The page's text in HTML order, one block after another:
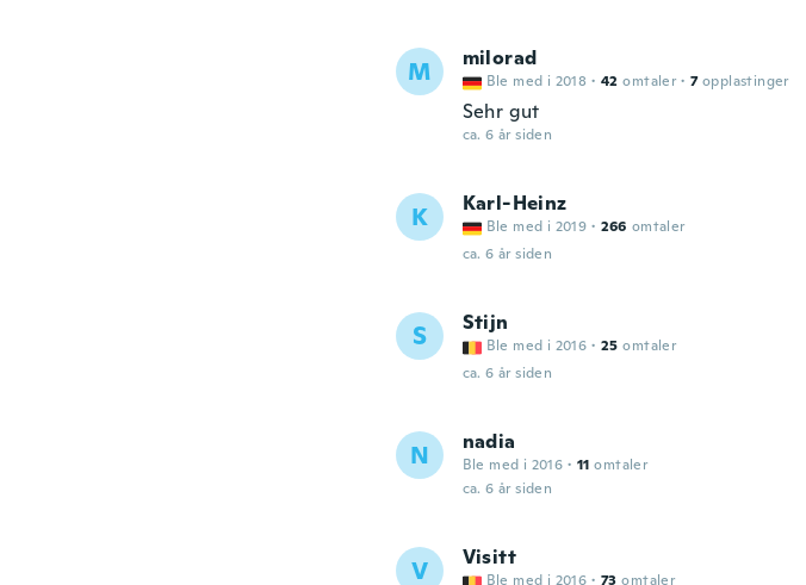
M milorad
Ble med i 2018 · 42 omtaler · 7 opplastinger
Sehr gut
ca. 6 år siden
K Karl-Heinz
Ble med i 2019 · 266 omtaler
ca. 6 år siden
S Stijn
Ble med i 2016 · 25 omtaler
ca. 6 år siden
N nadia
Ble med i 2016 · 11 omtaler
ca. 6 år siden
V Visitt
Ble med i 2016 · 73 omtaler